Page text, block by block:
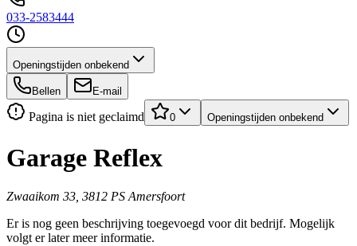
033-2583444
Openingstijden onbekend
Bellen E-mail
Pagina is niet geclaimd 0 Openingstijden onbekend
Garage Reflex
Zwaaikom 33, 3812 PS Amersfoort
Er is nog geen beschrijving toegevoegd voor dit bedrijf. Mogelijk
volgt er later meer informatie.